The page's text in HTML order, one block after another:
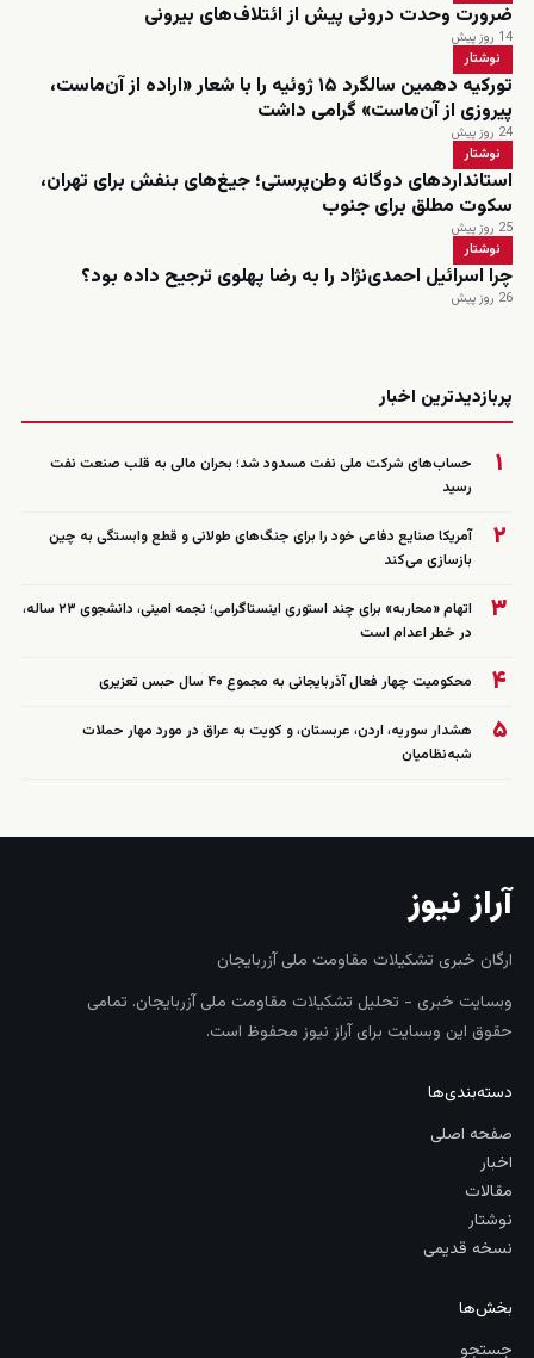
ضرورت وحدت درونی پیش از ائتلاف‌های بیرونی
14 روز پیش
نوشتار
تورکیه دهمین سالگرد ۱۵ ژوئیه را با شعار «اراده از آن‌ماست،
پیروزی از آن‌ماست» گرامی داشت
24 روز پیش
نوشتار
استانداردهای دوگانه وطن‌پرستی؛ جیغ‌های بنفش برای تهران،
سکوت مطلق برای جنوب
25 روز پیش
نوشتار
چرا اسرائیل احمدی‌نژاد را به رضا پهلوی ترجیح داده بود؟
26 روز پیش
پربازدیدترین اخبار
۱
حساب‌های شرکت ملی نفت مسدود شد؛ بحران مالی به قلب صنعت نفت
رسید
۲
آمریکا صنایع دفاعی خود را برای جنگ‌های طولانی و قطع وابستگی به چین
بازسازی می‌کند
۳
اتهام «محاربه» برای چند استوری اینستاگرامی؛ نجمه امینی، دانشجوی ۲۳ ساله،
در خطر اعدام است
۴ محکومیت چهار فعال آذربایجانی به مجموع ۴۰ سال حبس تعزیری
۵
هشدار سوریه، اردن، عربستان، و کویت به عراق در مورد مهار حملات
شبه‌نظامیان
آراز نیوز
ارگان خبری تشکیلات مقاومت ملی آزربایجان
وبسایت خبری - تحلیل تشکیلات مقاومت ملی آزربایجان. تمامی
حقوق این وبسایت برای آراز نیوز محفوظ است.
دسته‌بندی‌ها
صفحه اصلی
اخبار
مقالات
نوشتار
نسخه قدیمی
بخش‌ها
جستجو